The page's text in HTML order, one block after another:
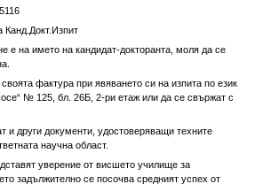
е на името на кандидат-докторанта, моля да се
фактура при явяването си на изпита по език
№ 125, бл. 26Б, 2-ри етаж или да се свържат с
и други документи, удостоверяващи техните
научна област.
уверение от висшето училище за
задължително се посочва средният успех от